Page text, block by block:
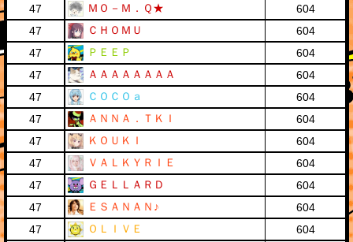
47
ＭＯ－Ｍ．Ｑ★
604
47
ＣＨＯＭＵ
604
47
ＰＥＥＰ
604
47
ＡＡＡＡＡＡＡＡ
604
47
ＣＯＣＯａ
604
47
ＡＮＮＡ．ＴＫＩ
604
47
ＫＯＵＫＩ
604
47
ＶＡＬＫＹＲＩＥ
604
47
ＧＥＬＬＡＲＤ
604
47
ＥＳＡＮＡＮ♪
604
47
ＯＬＩＶＥ
604